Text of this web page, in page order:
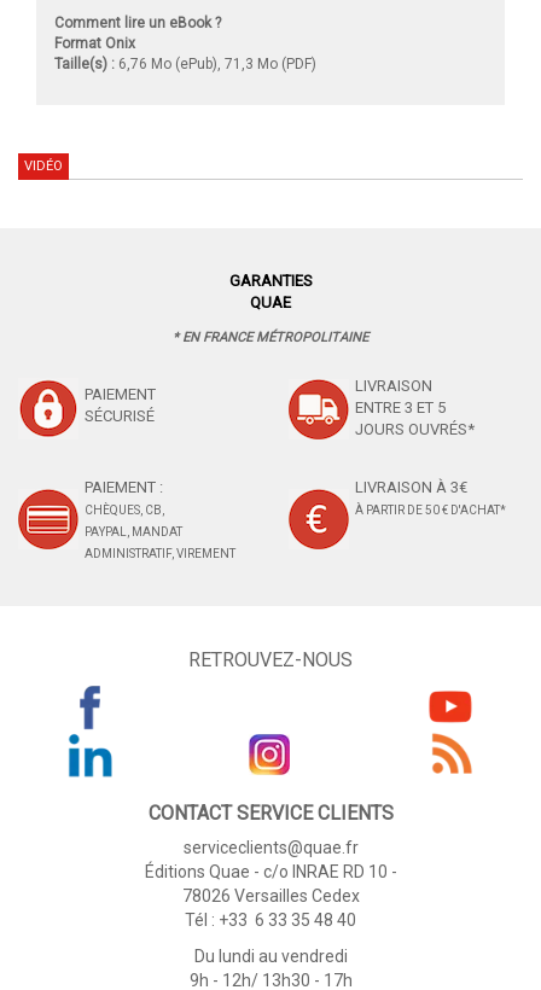
Comment lire un eBook ?
Format Onix
Taille(s) : 6,76 Mo (ePub), 71,3 Mo (PDF)
VIDÉO
GARANTIES
QUAE
* EN FRANCE MÉTROPOLITAINE
PAIEMENT
SÉCURISÉ
LIVRAISON
ENTRE 3 ET 5
JOURS OUVRÉS*
PAIEMENT :
CHÈQUES, CB,
PAYPAL, MANDAT
ADMINISTRATIF, VIREMENT
LIVRAISON À 3€
À PARTIR DE 50 € D'ACHAT*
RETROUVEZ-NOUS
CONTACT SERVICE CLIENTS
serviceclients@quae.fr
Éditions Quae - c/o INRAE RD 10 -
78026 Versailles Cedex
Tél : +33 6 33 35 48 40
Du lundi au vendredi
9h - 12h/ 13h30 - 17h